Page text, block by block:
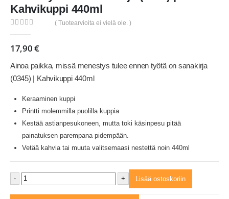
Kahvikuppi 440ml
( Tuotearvioita ei vielä ole. )
17,90€
Ainoa paikka, missä menestys tulee ennen työtä on sanakirja
(0345) | Kahvikuppi 440ml
Keraaminen kuppi
Printti molemmilla puolilla kuppia
Kestää astianpesukoneen, mutta toki käsinpesu pitää
painatuksen parempana pidempään.
Vetää kahvia tai muuta valitsemaasi nestettä noin 440ml
- + Lisää ostoskoriin